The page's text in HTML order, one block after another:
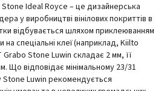
Stone Ideal Royce – це дизайнерська
у виробництві вінілових покриттів в
відбувається шляхом приклеюванням
на спеціальні клеї (наприклад, Kiilto
Stone Luwin складає 2 мм, її
Що відповідає мінімальному 23/31
Stone Luwin рекомендується